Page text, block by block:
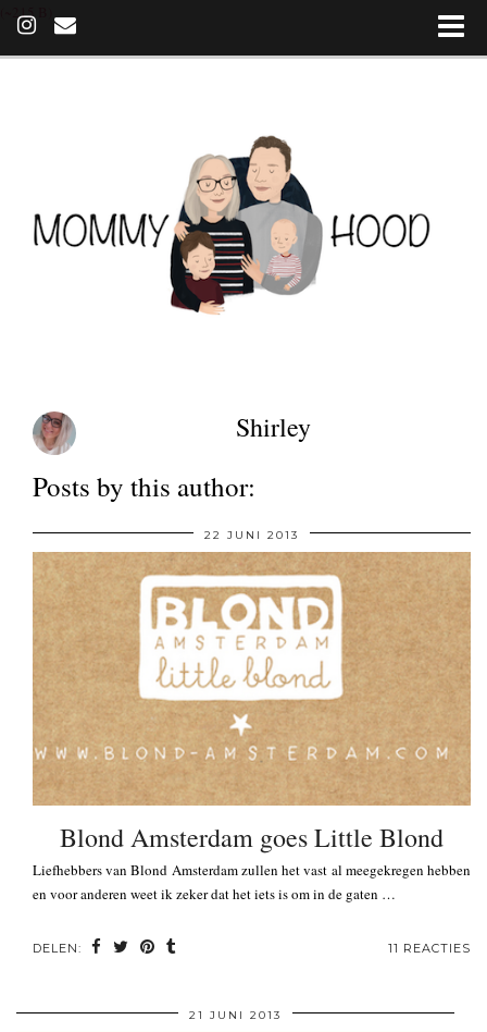
(~215 B)
Shirley
Posts by this author:
22 JUNI 2013
Blond Amsterdam goes Little Blond
Liefhebbers van Blond Amsterdam zullen het vast al meegekregen hebben
en voor anderen weet ik zeker dat het iets is om in de gaten …
DELEN: 11 REACTIES
21 JUNI 2013